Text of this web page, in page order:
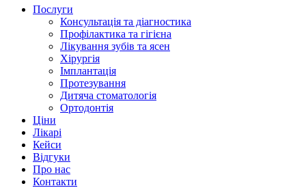
Послуги
Консультація та діагностика
Профілактика та гігієна
Лікування зубів та ясен
Хірургія
Імплантація
Протезування
Дитяча стоматологія
Ортодонтія
Ціни
Лікарі
Кейси
Відгуки
Про нас
Контакти